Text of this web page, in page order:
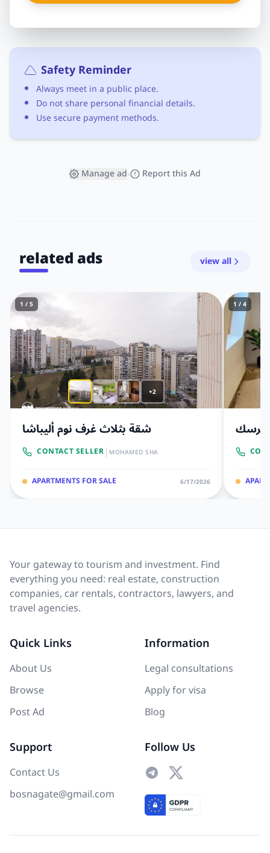
Safety Reminder
Always meet in a public place.
Do not share personal financial details.
Use secure payment methods.
Manage ad• Report this Ad
related ads view all
+2
1 / 5
شقة بثلاث غرف نوم أليباشا
CONTACT SELLER| MOHAMED SHA
APARTMENTS FOR SALE 6/17/2026
1 / 4
Your gateway to tourism and investment. Find
everything you need: real estate, construction
companies, car rentals, contractors, lawyers, and
travel agencies.
Quick Links
About Us
Browse
Post Ad
Information
Legal consultations
Apply for visa
Blog
Support
Contact Us
bosnagate@gmail.com
Follow Us